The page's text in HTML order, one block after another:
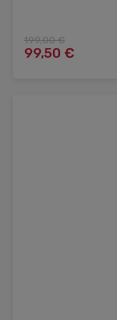
199,00 €
99,50 €